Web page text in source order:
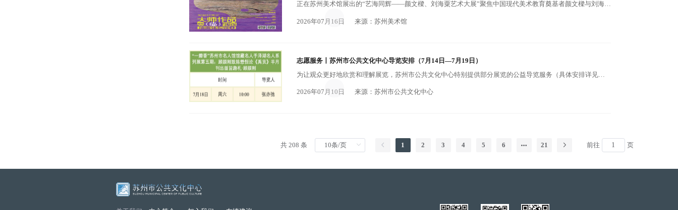
正在苏州美术馆展出的“艺海同辉——颜文樑、刘海粟艺术大展”聚焦中国现代美术教育奠基者颜文樑与刘海粟，以两位艺术家“负笈海外、归国办学”的经历为线索，呈现他们在中西艺术交融与美术教育体系革新中的开创性贡献。
2026年07月16日 来源：苏州美术馆
志愿服务丨苏州市公共文化中心导览安排（7月14日—7月19日）
为让观众更好地欣赏和理解展览，苏州市公共文化中心特别提供部分展览的公益导览服务（具体安排详见下表）。观众无需预约，相应时段到场即可聆听，观众可提前至相应场馆展厅入口处等候导览志愿者。 若因特殊原因导致导览安排临时调整，还请予以理解，谢谢！
2026年07月10日 来源：苏州市公共文化中心
共 208 条 1 2 3 4 5 6 21 前往 页